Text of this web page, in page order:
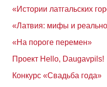
«Истории латгальских
«Латвия: мифы и
«На пороге перемен»
Проект Hello, Daugavpils!
Конкурс «Свадьба года»